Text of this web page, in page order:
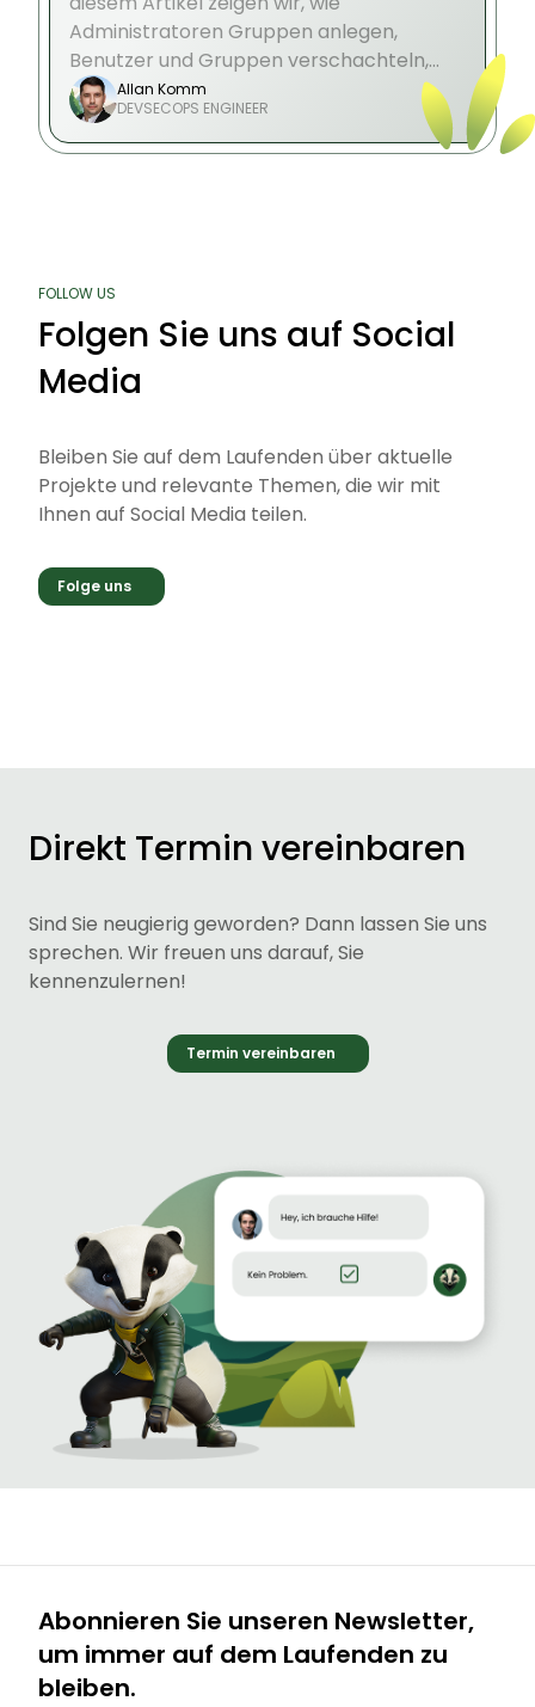
Administratoren Gruppen anlegen,
Benutzer und Gruppen verschachteln,
Funktionen aktivieren und die Integration
in Komponenten wie Nextcloud oder
Projekte gezielt steuern.
Allan Komm
DEVSECOPS ENGINEER
FOLLOW US
Folgen Sie uns auf Social
Media
Bleiben Sie auf dem Laufenden über aktuelle
Projekte und relevante Themen, die wir mit
Ihnen auf Social Media teilen.
Folge uns
Direkt Termin vereinbaren
Sind Sie neugierig geworden? Dann lassen Sie uns
sprechen. Wir freuen uns darauf, Sie
kennenzulernen!
Termin vereinbaren
Abonnieren Sie unseren Newsletter,
um immer auf dem Laufenden zu
bleiben.